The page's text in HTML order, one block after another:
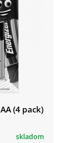
(4 pack)
skladom